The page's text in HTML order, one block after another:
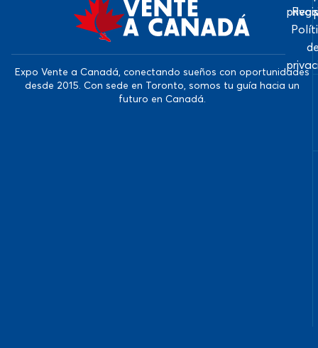
Expo Vente a Canadá, conectando sueños con oportunidades
desde 2015. Con sede en Toronto, somos tu guía hacia un
futuro en Canadá.